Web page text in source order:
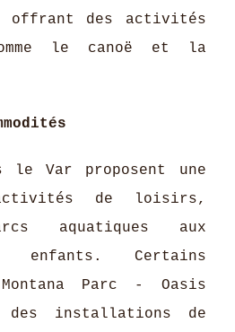
offrant des activités
le canoë et la
le Var proposent une
de loisirs,
aquatiques aux
enfants. Certains
Montana Parc - Oasis
installations de